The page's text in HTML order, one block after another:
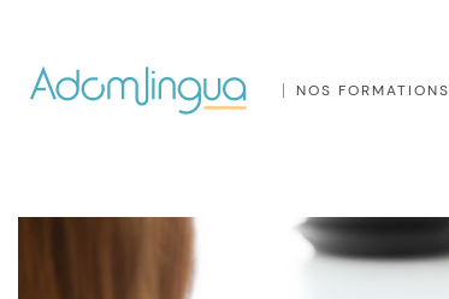
NOS FORMATIONS